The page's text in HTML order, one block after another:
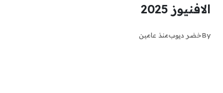
الافنيوز 2025
Byخضر ديوبمنذ عامين